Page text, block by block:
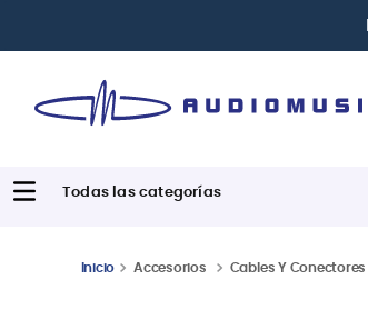
Accesorios Cables Y Conectores